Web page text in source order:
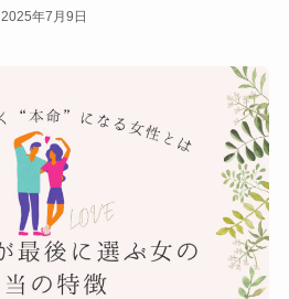
2025年7月9日